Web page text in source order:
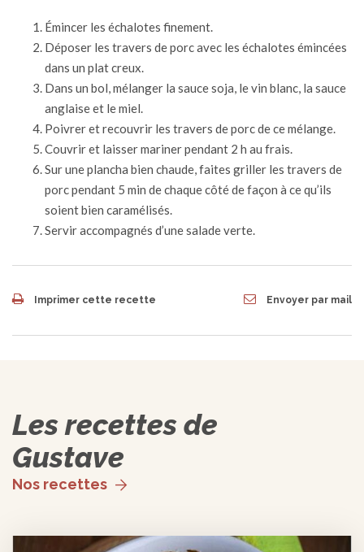
Émincer les échalotes finement.
Déposer les travers de porc avec les échalotes émincées
dans un plat creux.
Dans un bol, mélanger la sauce soja, le vin blanc, la sauce
anglaise et le miel.
Poivrer et recouvrir les travers de porc de ce mélange.
Couvrir et laisser mariner pendant 2 h au frais.
Sur une plancha bien chaude, faites griller les travers de
porc pendant 5 min de chaque côté de façon à ce qu’ils
soient bien caramélisés.
Servir accompagnés d’une salade verte.
Imprimer cette recette Envoyer par mail
Les recettes de
Gustave
Nos recettes